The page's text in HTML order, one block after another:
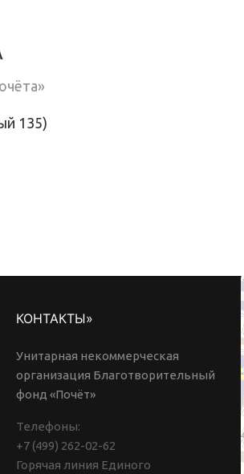
135)
КОНТАКТЫ»
Унитарная некоммерческая
организация Благотворительный
фонд «Почёт»
Телефоны:
+7 (499) 262-02-62
Горячая линия Единого